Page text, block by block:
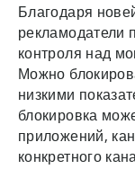
Благодаря
рекламодатели
контроля над
Можно
низкими
блокировка
приложений,
конкретного